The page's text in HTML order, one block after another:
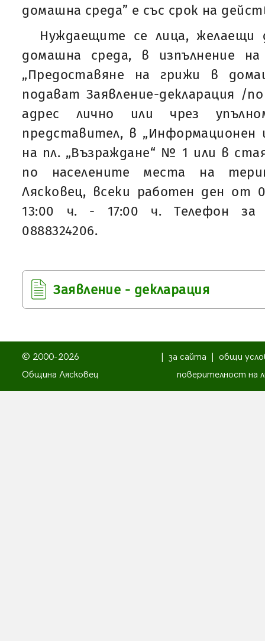
домашна среда” е със срок на
Нуждаещите се лица, желаещи
домашна среда, в изпълнение на
„Предоставяне на грижи в
подават Заявление-декларация /
адрес лично или чрез
представител, в „Информационен
на пл. „Възраждане“ № 1 или в
по населените места на
Лясковец, всеки работен ден от
13:00 ч. - 17:00 ч. Телефон за
0888324206.
Заявление - декларация
© 2000-2026
Община Лясковец
за сайта
общи
поверителност на